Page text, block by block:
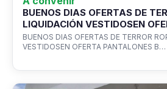
BUENOS DIAS OFERTAS DE
LIQUIDACIÓN VESTIDOSEN
BUENOS DIAS OFERTAS DE TERROR
VESTIDOSEN OFERTA PANTALONES B…